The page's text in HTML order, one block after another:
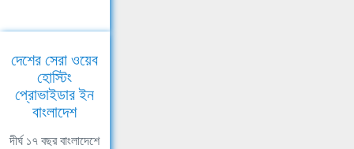
দেশের সেরা ওয়েব
হোস্টিং
প্রোভাইডার ইন
বাংলাদেশ
দীর্ঘ ১৭ বছর বাংলাদেশে